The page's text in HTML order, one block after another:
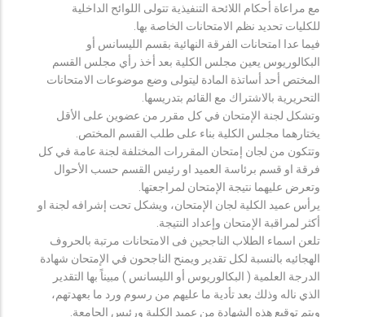
مع مراعاة أحكام اللائحة التنفيذية تتولى اللوائح الداخلية
للكليات تحديد نظم الامتحانات الخاصة بها.
فيما عدا امتحانات الفرقة النهائية بقسم الليسانس أو
البكالوريوس يعين مجلس الكلية بعد أخذ رأي مجلس القسم
المختص أحد أساتذة المادة ليتولى وضع موضوعات الامتحانات
التحريرية بالاشتراك مع القائم بتدريسها.
وتشكل لجنة الإمتحان في كل مقرر من عضوين على الأقل
يختارهما مجلس الكلية بناء على طلب القسم المختص.
وتتكون من لجان إمتحان المقررات المختلفة لجنة عامة في كل
فرقة او قسم برئاسة العميد او رئيس القسم حسب الأحوال
وتعرض عليهما نتيجة الإمتحان لمراجعتها.
يرأس عميد الكلية لجان الإمتحان، ويشكل تحت إشرافه لجنة او
أكثر لمراقبة الإمتحان وإعداد النتيجة.
تلعن اسماء الطلاب الناجحين فى الامتحانات مرتبة بالحروف
الهجائيه بالنسبة لكل تقدير ويمنح الناجحون في الإمتحان شهادة
الدرجة العلمية ( البكالوريوس أو الليسانس ) مبيناً بها التقدير
الذي ناله وذلك بعد تأدية ما عليهم من رسوم ورد ما بعهدتهم،
ويتم توقيع هذه الشهادة من عميد الكلية ورئيس الجامعة.